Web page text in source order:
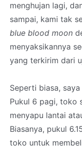
menghujan lagi,
sampai, kami tak
blue blood moon
menyaksikannya
yang terkirim dari
Seperti biasa,
Pukul 6 pagi, toko
menyapu lantai
Biasanya, pukul
toko untuk